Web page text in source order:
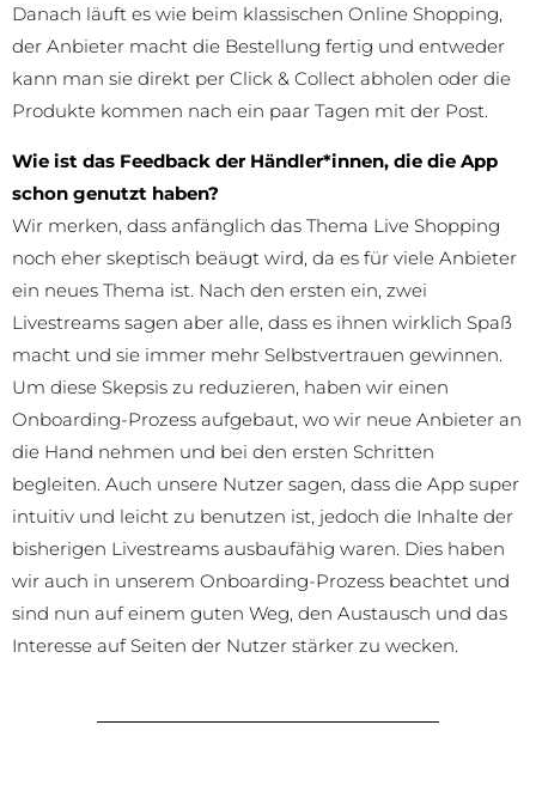
Danach läuft es wie beim klassischen Online Shopping,
der Anbieter macht die Bestellung fertig und entweder
kann man sie direkt per Click & Collect abholen oder die
Produkte kommen nach ein paar Tagen mit der Post.
Wie ist das Feedback der Händler*innen, die die App
schon genutzt haben?
Wir merken, dass anfänglich das Thema Live Shopping
noch eher skeptisch beäugt wird, da es für viele Anbieter
ein neues Thema ist. Nach den ersten ein, zwei
Livestreams sagen aber alle, dass es ihnen wirklich Spaß
macht und sie immer mehr Selbstvertrauen gewinnen.
Um diese Skepsis zu reduzieren, haben wir einen
Onboarding-Prozess aufgebaut, wo wir neue Anbieter an
die Hand nehmen und bei den ersten Schritten
begleiten. Auch unsere Nutzer sagen, dass die App super
intuitiv und leicht zu benutzen ist, jedoch die Inhalte der
bisherigen Livestreams ausbaufähig waren. Dies haben
wir auch in unserem Onboarding-Prozess beachtet und
sind nun auf einem guten Weg, den Austausch und das
Interesse auf Seiten der Nutzer stärker zu wecken.